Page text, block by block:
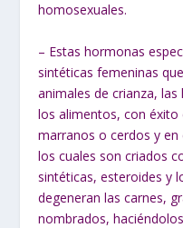
homosexuales.
– Estas hormonas
sintéticas femeninas
animales de crianza,
los alimentos, con éxito
marranos o cerdos y
los cuales son criados
sintéticas, esteroides y
degeneran las carnes,
nombrados,